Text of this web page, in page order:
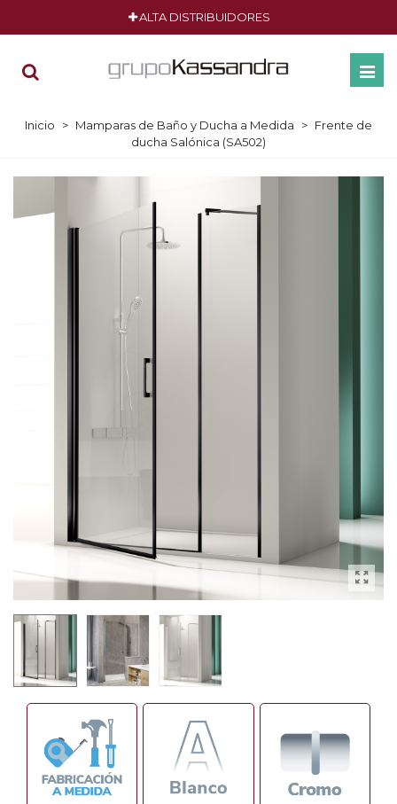
ALTA DISTRIBUIDORES
Inicio > Mamparas de Baño y Ducha a Medida > Frente de
ducha Salónica (SA502)